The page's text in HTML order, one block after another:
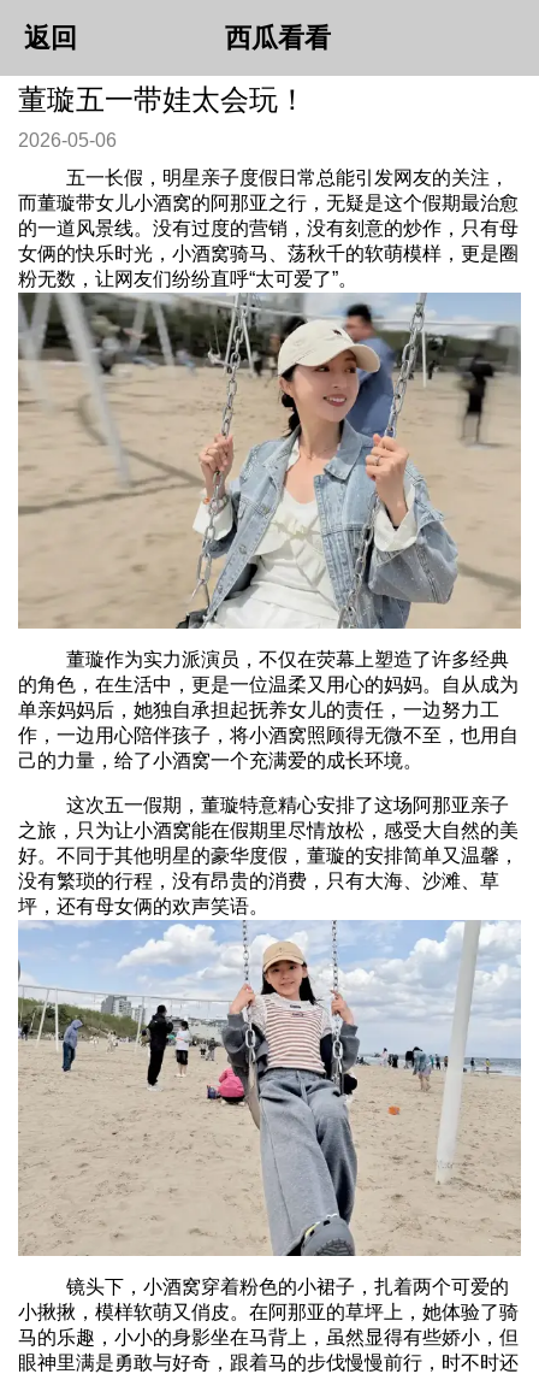
返回 西瓜看看
董璇五一带娃太会玩！
2026-05-06
五一长假，明星亲子度假日常总能引发网友的关注，
而董璇带女儿小酒窝的阿那亚之行，无疑是这个假期最治愈
的一道风景线。没有过度的营销，没有刻意的炒作，只有母
女俩的快乐时光，小酒窝骑马、荡秋千的软萌模样，更是圈
粉无数，让网友们纷纷直呼“太可爱了”。
董璇作为实力派演员，不仅在荧幕上塑造了许多经典
的角色，在生活中，更是一位温柔又用心的妈妈。自从成为
单亲妈妈后，她独自承担起抚养女儿的责任，一边努力工
作，一边用心陪伴孩子，将小酒窝照顾得无微不至，也用自
己的力量，给了小酒窝一个充满爱的成长环境。
这次五一假期，董璇特意精心安排了这场阿那亚亲子
之旅，只为让小酒窝能在假期里尽情放松，感受大自然的美
好。不同于其他明星的豪华度假，董璇的安排简单又温馨，
没有繁琐的行程，没有昂贵的消费，只有大海、沙滩、草
坪，还有母女俩的欢声笑语。
镜头下，小酒窝穿着粉色的小裙子，扎着两个可爱的
小揪揪，模样软萌又俏皮。在阿那亚的草坪上，她体验了骑
马的乐趣，小小的身影坐在马背上，虽然显得有些娇小，但
眼神里满是勇敢与好奇，跟着马的步伐慢慢前行，时不时还